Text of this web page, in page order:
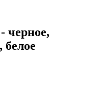
черное,
белое